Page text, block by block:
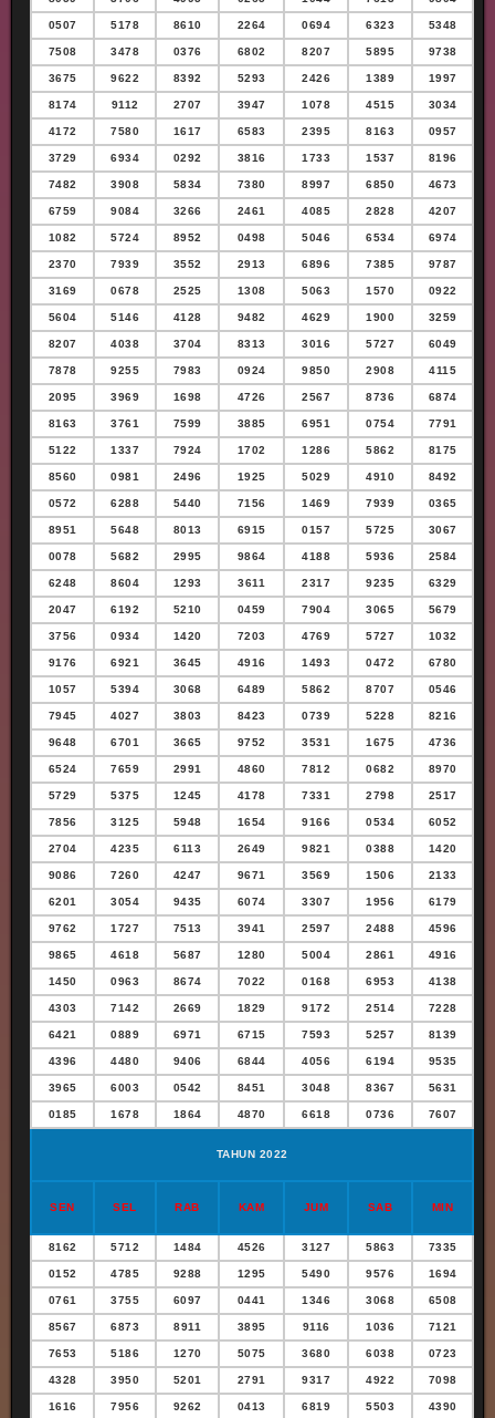
0507 5178 8610 2264 0694 6323 5348
7508 3478 0376 6802 8207 5895 9738
3675 9622 8392 5293 2426 1389 1997
8174 9112 2707 3947 1078 4515 3034
4172 7580 1617 6583 2395 8163 0957
3729 6934 0292 3816 1733 1537 8196
7482 3908 5834 7380 8997 6850 4673
6759 9084 3266 2461 4085 2828 4207
1082 5724 8952 0498 5046 6534 6974
2370 7939 3552 2913 6896 7385 9787
3169 0678 2525 1308 5063 1570 0922
5604 5146 4128 9482 4629 1900 3259
8207 4038 3704 8313 3016 5727 6049
7878 9255 7983 0924 9850 2908 4115
2095 3969 1698 4726 2567 8736 6874
8163 3761 7599 3885 6951 0754 7791
5122 1337 7924 1702 1286 5862 8175
8560 0981 2496 1925 5029 4910 8492
0572 6288 5440 7156 1469 7939 0365
8951 5648 8013 6915 0157 5725 3067
0078 5682 2995 9864 4188 5936 2584
6248 8604 1293 3611 2317 9235 6329
2047 6192 5210 0459 7904 3065 5679
3756 0934 1420 7203 4769 5727 1032
9176 6921 3645 4916 1493 0472 6780
1057 5394 3068 6489 5862 8707 0546
7945 4027 3803 8423 0739 5228 8216
9648 6701 3665 9752 3531 1675 4736
6524 7659 2991 4860 7812 0682 8970
5729 5375 1245 4178 7331 2798 2517
7856 3125 5948 1654 9166 0534 6052
2704 4235 6113 2649 9821 0388 1420
9086 7260 4247 9671 3569 1506 2133
6201 3054 9435 6074 3307 1956 6179
9762 1727 7513 3941 2597 2488 4596
9865 4618 5687 1280 5004 2861 4916
1450 0963 8674 7022 0168 6953 4138
4303 7142 2669 1829 9172 2514 7228
6421 0889 6971 6715 7593 5257 8139
4396 4480 9406 6844 4056 6194 9535
3965 6003 0542 8451 3048 8367 5631
0185 1678 1864 4870 6618 0736 7607
TAHUN 2022
SEN SEL RAB KAM JUM SAB MIN
8162 5712 1484 4526 3127 5863 7335
0152 4785 9288 1295 5490 9576 1694
0761 3755 6097 0441 1346 3068 6508
8567 6873 8911 3895 9116 1036 7121
7653 5186 1270 5075 3680 6038 0723
4328 3950 5201 2791 9317 4922 7098
1616 7956 9262 0413 6819 5503 4390